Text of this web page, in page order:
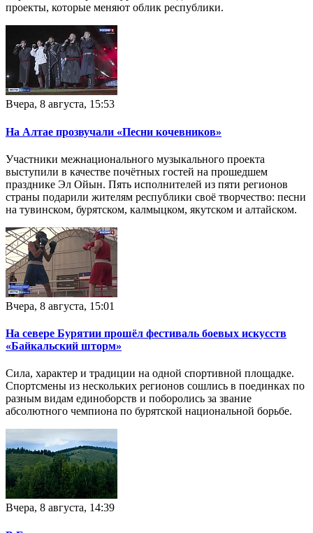
проекты, которые меняют облик республики.
Вчера, 8 августа, 15:53
На Алтае прозвучали «Песни кочевников»
Участники межнационального музыкального проекта
выступили в качестве почётных гостей на прошедшем
празднике Эл Ойын. Пять исполнителей из пяти регионов
страны подарили жителям республики своё творчество: песни
на тувинском, бурятском, калмыцком, якутском и алтайском.
Вчера, 8 августа, 15:01
На севере Бурятии прошёл фестиваль боевых искусств
«Байкальский шторм»
Сила, характер и традиции на одной спортивной площадке.
Спортсмены из нескольких регионов сошлись в поединках по
разным видам единоборств и поборолись за звание
абсолютного чемпиона по бурятской национальной борьбе.
Вчера, 8 августа, 14:39